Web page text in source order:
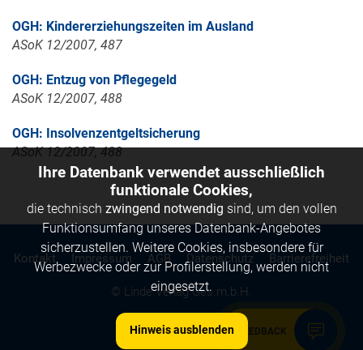
FEEDBACK
OGH: Kindererziehungszeiten im Ausland
ASoK 12/2007, 487
OGH: Entzug von Pflegegeld
ASoK 12/2007, 488
OGH: Insolvenzentgeltsicherung
ASoK 12/2007, 488
© Linde Verlag Ges.m.b.H.
Kontakt Impressum AGB Datenschutz Barrierefreiheit
Ihre Datenbank verwendet ausschließlich
funktionale Cookies,
die technisch zwingend notwendig sind, um den vollen
Funktionsumfang unseres Datenbank-Angebotes
sicherzustellen. Weitere Cookies, insbesondere für
Werbezwecke oder zur Profilerstellung, werden nicht
eingesetzt.
Hinweis ausblenden